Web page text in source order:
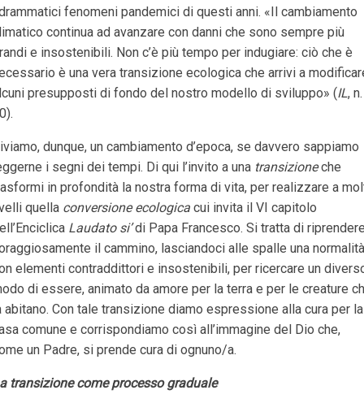
fenomeni pandemici di questi anni. «Il cambiamento
continua ad avanzare con danni che sono sempre più
e insostenibili. Non c’è più tempo per indugiare: ciò che è
è una vera transizione ecologica che arrivi a
presupposti di fondo del nostro modello di sviluppo» (IL, n.
dunque, un cambiamento d’epoca, se davvero sappiamo
i segni dei tempi. Di qui l’invito a una transizioneche
in profondità la nostra forma di vita, per realizzare a
quella conversione ecologica cui invita il VI capitolo
Laudato si’di Papa Francesco. Si tratta di
il cammino, lasciandoci alle spalle una normalità
elementi contraddittori e insostenibili, per ricercare un
di essere, animato da amore per la terra e per le creature
abitano. Con tale transizione diamo espressione alla cura per la
comune e corrispondiamo così all’immagine del Dio che,
un Padre, si prende cura di ognuno/a.
transizione come processo graduale